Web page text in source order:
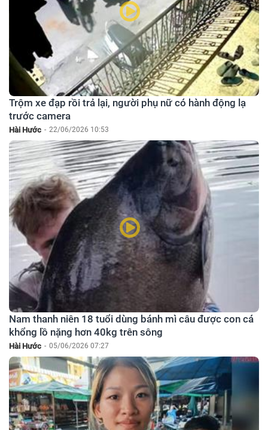
Trộm xe đạp rồi trả lại, người phụ nữ có hành động lạ
trước camera
Hài Hước - 22/06/2026 10:53
Nam thanh niên 18 tuổi dùng bánh mì câu được con cá
khổng lồ nặng hơn 40kg trên sông
Hài Hước - 05/06/2026 07:27